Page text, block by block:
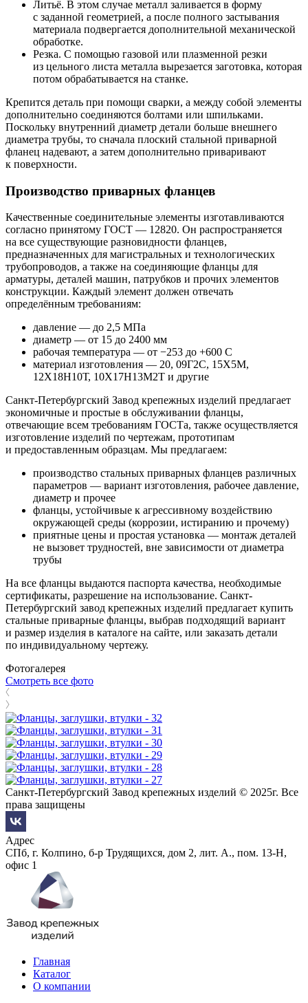
Литьё. В этом случае металл заливается в форму
с заданной геометрией, а после полного застывания
материала подвергается дополнительной механической
обработке.
Резка. С помощью газовой или плазменной резки
из цельного листа металла вырезается заготовка, которая
потом обрабатывается на станке.
Крепится деталь при помощи сварки, а между собой элементы
дополнительно соединяются болтами или шпильками.
Поскольку внутренний диаметр детали больше внешнего
диаметра трубы, то сначала плоский стальной приварной
фланец надевают, а затем дополнительно приваривают
к поверхности.
Производство приварных фланцев
Качественные соединительные элементы изготавливаются
согласно принятому ГОСТ — 12820. Он распространяется
на все существующие разновидности фланцев,
предназначенных для магистральных и технологических
трубопроводов, а также на соединяющие фланцы для
арматуры, деталей машин, патрубков и прочих элементов
конструкции. Каждый элемент должен отвечать
определённым требованиям:
давление — до 2,5 МПа
диаметр — от 15 до 2400 мм
рабочая температура — от −253 до +600 С
материал изготовления — 20, 09Г2С, 15Х5М,
12Х18Н10Т, 10Х17Н13М2Т и другие
Санкт-Петербургский Завод крепежных изделий предлагает
экономичные и простые в обслуживании фланцы,
отвечающие всем требованиям ГОСТа, также осуществляется
изготовление изделий по чертежам, прототипам
и предоставленным образцам. Мы предлагаем:
производство стальных приварных фланцев различных
параметров — вариант изготовления, рабочее давление,
диаметр и прочее
фланцы, устойчивые к агрессивному воздействию
окружающей среды (коррозии, истиранию и прочему)
приятные цены и простая установка — монтаж деталей
не вызовет трудностей, вне зависимости от диаметра
трубы
На все фланцы выдаются паспорта качества, необходимые
сертификаты, разрешение на использование. Санкт-
Петербургский завод крепежных изделий предлагает купить
стальные приварные фланцы, выбрав подходящий вариант
и размер изделия в каталоге на сайте, или заказать детали
по индивидуальному чертежу.
Фотогалерея
Смотреть все фото
Санкт-Петербургский Завод крепежных изделий © 2025г. Все
права защищены
Адрес
СПб, г. Колпино, б-р Трудящихся, дом 2, лит. А., пом. 13-Н,
офис 1
Главная
Каталог
О компании